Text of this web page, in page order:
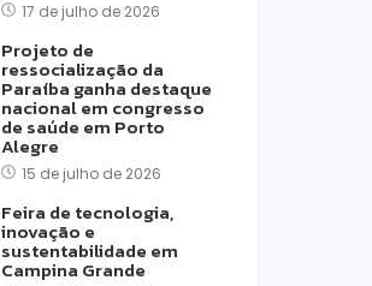
17 de julho de 2026
Projeto de
ressocialização da
Paraíba ganha destaque
nacional em congresso
de saúde em Porto
Alegre
15 de julho de 2026
Feira de tecnologia,
inovação e
sustentabilidade em
Campina Grande